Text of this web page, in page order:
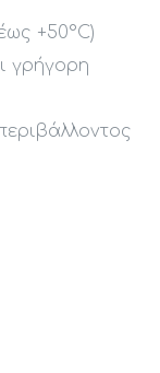
+50°C)
γρήγορη